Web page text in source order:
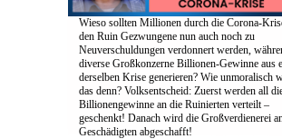
Wieso sollten Millionen durch die Corona-
den Ruin Gezwungene nun auch noch zu
Neuverschuldungen verdonnert werden,
diverse Großkonzerne Billionen-Gewinne aus
derselben Krise generieren? Wie unmoralisch
das denn? Volksentscheid: Zuerst werden all
Billionengewinne an die Ruinierten verteilt –
geschenkt! Danach wird die Großverdienerei
Geschädigten abgeschafft!